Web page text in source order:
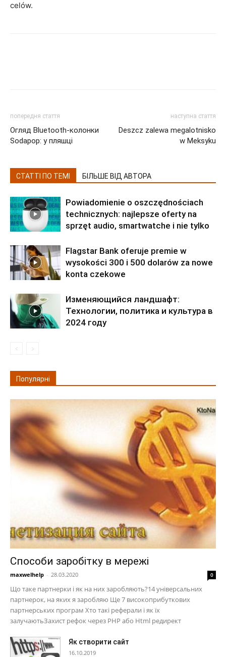
celów.
попередня стаття
Огляд Bluetooth-колонки
Sodapop: у пляшці
наступна стаття
Deszcz zalewa megalotnisko
w Meksyku
СТАТТІ ПО ТЕМІ БІЛЬШЕ ВІД АВТОРА
Powiadomienie o oszczędnościach
technicznych: najlepsze oferty na
sprzęt audio, smartwatche i nie tylko
Flagstar Bank oferuje premie w
wysokości 300 i 500 dolarów za nowe
konta czekowe
Изменяющийся ландшафт:
Технологии, политика и культура в
2024 году
Популярні
Способи заробітку в мережі
maxwelhelp - 28.03.2020 0
Що таке партнерки і як на них заробляють?14 універсальних
партнерок, на яких я заробляю Ще 7 високоприбуткових
партнерських програм Хто такі реферали і як їх
залучаютьЗахист рефок через PHP або Html редирект
Як створити сайт
16.10.2019